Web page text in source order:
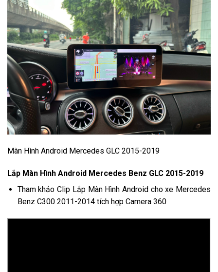
Màn Hình Android Mercedes GLC 2015-2019
Lắp Màn Hình Android Mercedes Benz GLC 2015-2019
Tham khảo Clip Lắp Màn Hình Android cho xe Mercedes
Benz C300 2011-2014 tích hợp Camera 360